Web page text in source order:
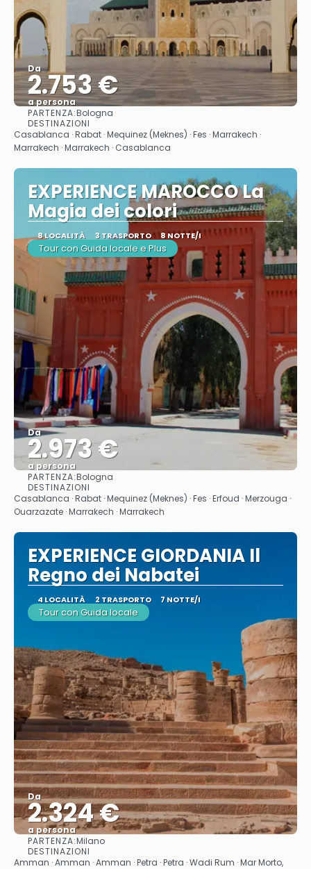
Da
2.753 €
a persona
PARTENZA:Bologna
DESTINAZIONI
Casablanca · Rabat · Mequinez (Meknes) · Fes · Marrakech ·
Marrakech · Marrakech · Casablanca
EXPERIENCE MAROCCO La
Magia dei colori
8 LOCALITÀ 3 TRASPORTO 8 NOTTE/I
Tour con Guida locale e Plus
Da
2.973 €
a persona
PARTENZA:Bologna
DESTINAZIONI
Casablanca · Rabat · Mequinez (Meknes) · Fes · Erfoud · Merzouga ·
Ouarzazate · Marrakech · Marrakech
EXPERIENCE GIORDANIA Il
Regno dei Nabatei
4 LOCALITÀ 2 TRASPORTO 7 NOTTE/I
Tour con Guida locale
Da
2.324 €
a persona
PARTENZA:Milano
DESTINAZIONI
Amman · Amman · Amman · Petra · Petra · Wadi Rum · Mar Morto,